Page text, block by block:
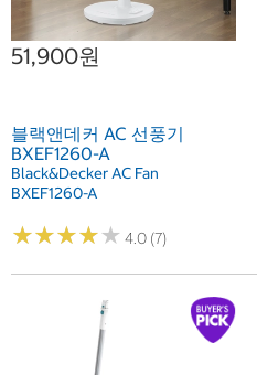
51,900원
블랙앤데커 AC 선풍기
BXEF1260-A
Black&Decker AC Fan
BXEF1260-A
★★★★★
★★★★★ 4.0 (7)